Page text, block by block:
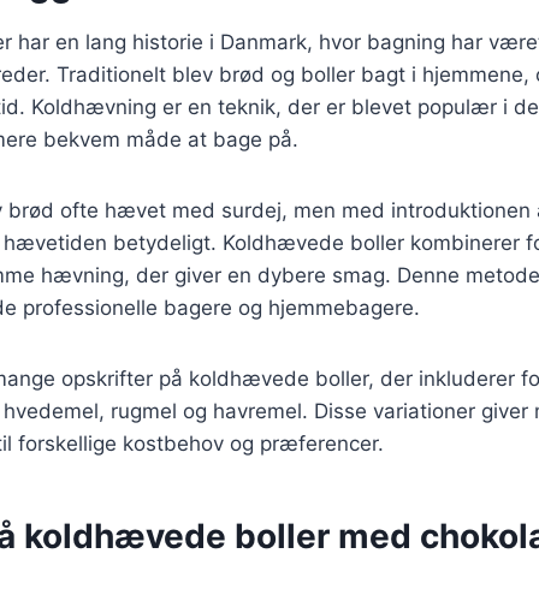
har en lang historie i Danmark, hvor bagning har
Traditionelt blev brød og boller bagt i hjemmene,
Koldhævning er en teknik, der er blevet populær i
bekvem måde at bage på.
brød ofte hævet med surdej, men med
betydeligt. Koldhævede boller kombinerer
hævning, der giver en dybere smag. Denne
professionelle bagere og hjemmebagere.
opskrifter på koldhævede boller, der inkluderer
rugmel og havremel. Disse variationer giver
forskellige kostbehov og præferencer.
koldhævede boller med